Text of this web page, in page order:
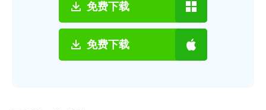
免费下载
免费下载